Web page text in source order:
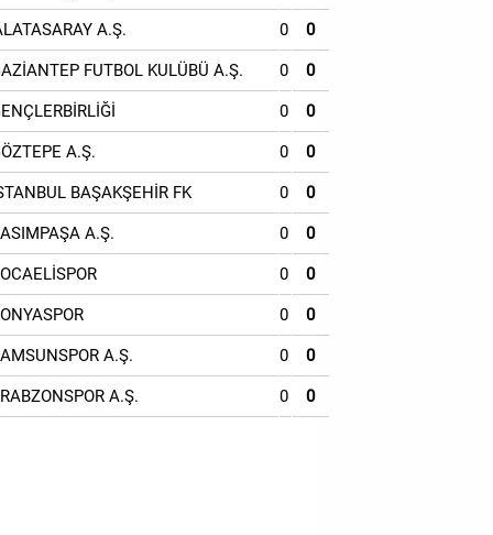
A.Ş. 0 0
FUTBOL KULÜBÜ A.Ş. 0 0
0 0
A.Ş. 0 0
BAŞAKŞEHİR FK 0 0
A.Ş. 0 0
0 0
0 0
A.Ş. 0 0
A.Ş. 0 0